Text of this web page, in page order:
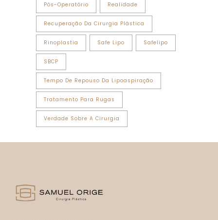
Pós-Operatório Realidade
Recuperação Da Cirurgia Plástica
Rinoplastia Safe Lipo Safelipo
SBCP
Tempo De Repouso Da Lipoaspiração
Tratamento Para Rugas
Verdade Sobre A Cirurgia